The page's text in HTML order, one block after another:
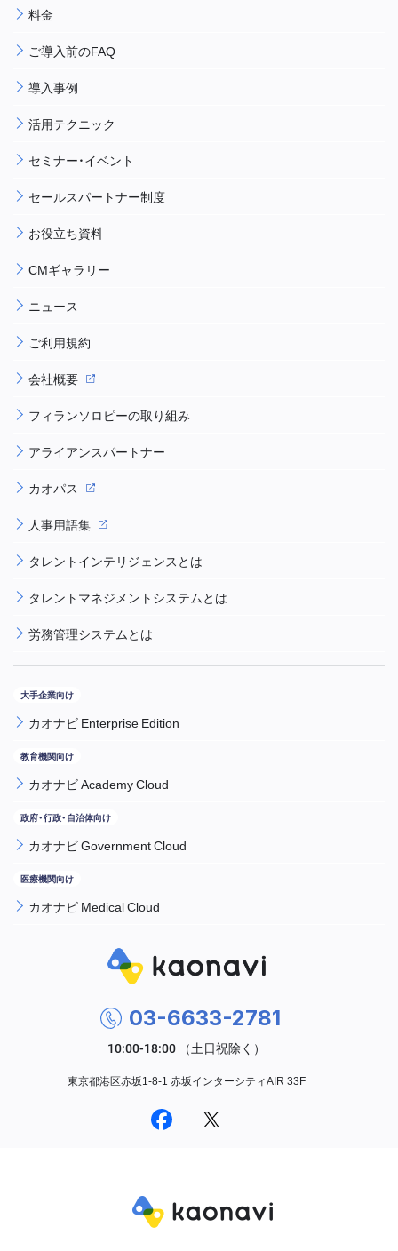
料金
ご導入前のFAQ
導入事例
活用テクニック
セミナー・イベント
セールスパートナー制度
お役立ち資料
CMギャラリー
ニュース
ご利用規約
会社概要
フィランソロピーの取り組み
アライアンスパートナー
カオパス
人事用語集
タレントインテリジェンスとは
タレントマネジメントシステムとは
労務管理システムとは
カオナビ Enterprise Edition
カオナビ Academy Cloud
カオナビ Government Cloud
カオナビ Medical Cloud
03-6633-2781
東京都港区赤坂1-8-1 赤坂インターシティAIR 33F